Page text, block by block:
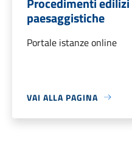
paesaggistiche
Portale istanze online
VAI ALLA PAGINA